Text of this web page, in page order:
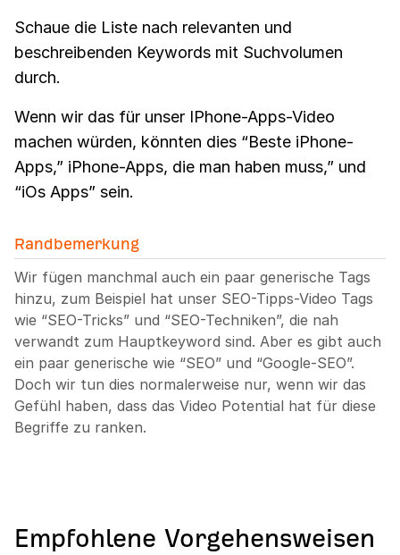
Schaue die Liste nach relevanten und
beschreibenden Keywords mit Suchvolumen
durch.
Wenn wir das für unser IPhone-Apps-Video
machen würden, könnten dies “Beste iPhone-
Apps,” iPhone-Apps, die man haben muss,” und
“iOs Apps” sein.
Randbemerkung
Wir fügen manchmal auch ein paar generische Tags
hinzu, zum Beispiel hat unser SEO-Tipps-Video Tags
wie “SEO-Tricks” und “SEO-Techniken”, die nah
verwandt zum Hauptkeyword sind. Aber es gibt auch
ein paar generische wie “SEO” und “Google-SEO”.
Doch wir tun dies normalerweise nur, wenn wir das
Gefühl haben, dass das Video Potential hat für diese
Begriffe zu ranken.
Empfohlene Vorgehensweisen